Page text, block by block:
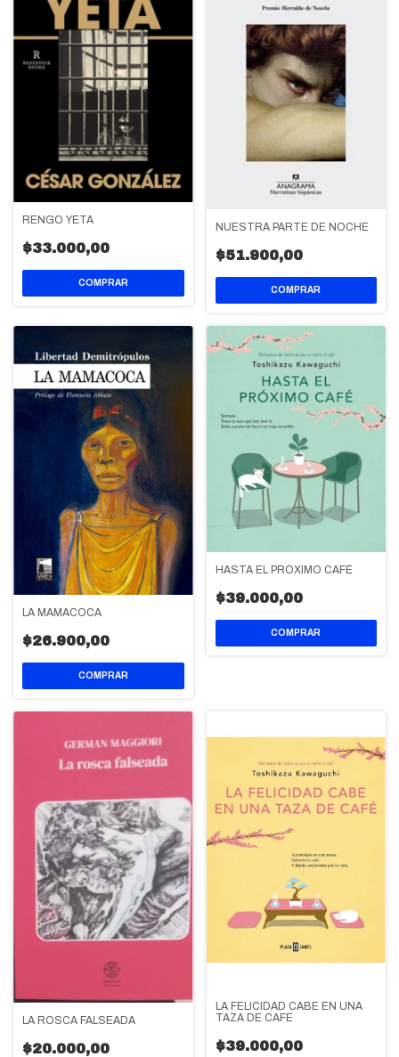
RENGO YETA
$33.000,00
NUESTRA PARTE DE NOCHE
$51.900,00
LA MAMACOCA
$26.900,00
HASTA EL PRÓXIMO CAFÉ
$39.000,00
LA ROSCA FALSEADA
$20.000,00
LA FELICIDAD CABE EN UNA
TAZA DE CAFE
$39.000,00